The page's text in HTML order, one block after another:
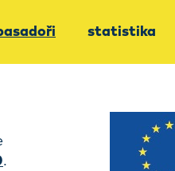
statistika
.